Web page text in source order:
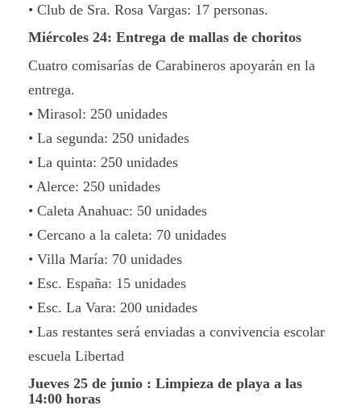
• Club de Sra. Rosa Vargas: 17 personas.
Miércoles 24: Entrega de mallas de choritos
Cuatro comisarías de Carabineros apoyarán en la
entrega.
• Mirasol: 250 unidades
• La segunda: 250 unidades
• La quinta: 250 unidades
• Alerce: 250 unidades
• Caleta Anahuac: 50 unidades
• Cercano a la caleta: 70 unidades
• Villa María: 70 unidades
• Esc. España: 15 unidades
• Esc. La Vara: 200 unidades
• Las restantes será enviadas a convivencia escolar
escuela Libertad
Jueves 25 de junio : Limpieza de playa a las
14:00 horas